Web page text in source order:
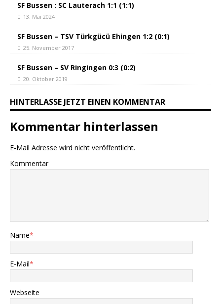
SF Bussen : SC Lauterach 1:1 (1:1)
13. Mai 2024
SF Bussen – TSV Türkgücü Ehingen 1:2 (0:1)
25. November 2017
SF Bussen – SV Ringingen 0:3 (0:2)
20. Oktober 2019
HINTERLASSE JETZT EINEN KOMMENTAR
Kommentar hinterlassen
E-Mail Adresse wird nicht veröffentlicht.
Kommentar
Name*
E-Mail*
Webseite